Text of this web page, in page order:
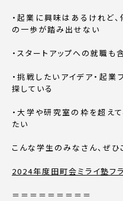
・起業に興味はあるけれど
の一歩が踏み出せない
・スタートアップへの就職も
・挑戦したいアイデア・起
探している
・大学や研究室の枠を超え
たい
こんな学生のみなさん、ぜひ
2024年度田町会ミライ塾フ
＝＝＝＝＝＝＝＝＝